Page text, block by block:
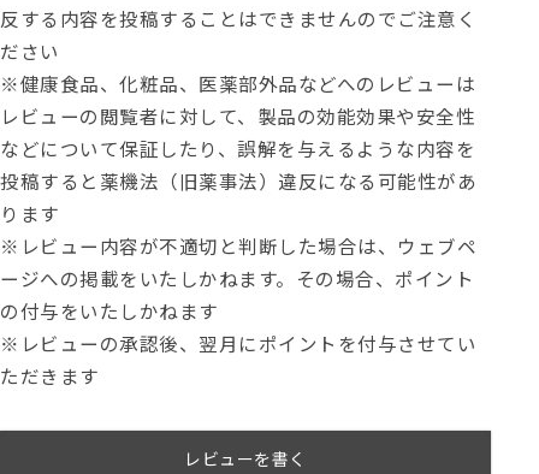
反する内容を投稿することはできませんのでご注意く
ださい
※健康食品、化粧品、医薬部外品などへのレビューは
レビューの閲覧者に対して、製品の効能効果や安全性
などについて保証したり、誤解を与えるような内容を
投稿すると薬機法（旧薬事法）違反になる可能性があ
ります
※レビュー内容が不適切と判断した場合は、ウェブペ
ージへの掲載をいたしかねます。その場合、ポイント
の付与をいたしかねます
※レビューの承認後、翌月にポイントを付与させてい
ただきます
レビューを書く